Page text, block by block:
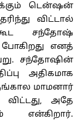
டென்ஷன்
விட்டால்
சந்தோஷ்
எனத்
சந்தோஷின்
அதிகமாக
மாமனார்
விட்டது, அதே
என்கிறார்.